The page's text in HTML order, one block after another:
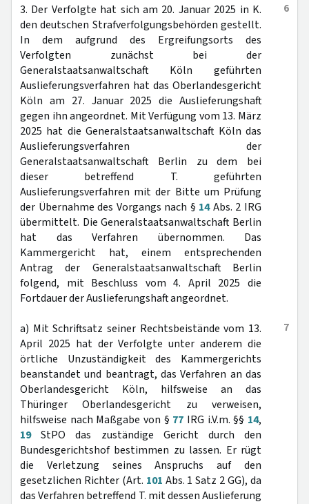
6
3. Der Verfolgte hat sich am 20. Januar 2025 in K.
den deutschen Strafverfolgungsbehörden gestellt.
In dem aufgrund des Ergreifungsorts des
Verfolgten zunächst bei der
Generalstaatsanwaltschaft Köln geführten
Auslieferungsverfahren hat das Oberlandesgericht
Köln am 27. Januar 2025 die Auslieferungshaft
gegen ihn angeordnet. Mit Verfügung vom 13. März
2025 hat die Generalstaatsanwaltschaft Köln das
Auslieferungsverfahren der
Generalstaatsanwaltschaft Berlin zu dem bei
dieser betreffend T. geführten
Auslieferungsverfahren mit der Bitte um Prüfung
der Übernahme des Vorgangs nach § 14Abs. 2 IRG
übermittelt. Die Generalstaatsanwaltschaft Berlin
hat das Verfahren übernommen. Das
Kammergericht hat, einem entsprechenden
Antrag der Generalstaatsanwaltschaft Berlin
folgend, mit Beschluss vom 4. April 2025 die
Fortdauer der Auslieferungshaft angeordnet.
7
a) Mit Schriftsatz seiner Rechtsbeistände vom 13.
April 2025 hat der Verfolgte unter anderem die
örtliche Unzuständigkeit des Kammergerichts
beanstandet und beantragt, das Verfahren an das
Oberlandesgericht Köln, hilfsweise an das
Thüringer Oberlandesgericht zu verweisen,
hilfsweise nach Maßgabe von § 77 IRG i.V.m. §§ 14,
19StPO das zuständige Gericht durch den
Bundesgerichtshof bestimmen zu lassen. Er rügt
die Verletzung seines Anspruchs auf den
gesetzlichen Richter (Art. 101 Abs. 1 Satz 2 GG), da
das Verfahren betreffend T. mit dessen Auslieferung